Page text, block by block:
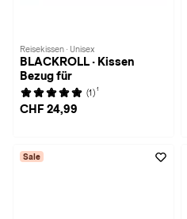
Reisekissen · Unisex
BLACKROLL · Kissen
Bezug für
(1) 1
CHF 24,99
Sale